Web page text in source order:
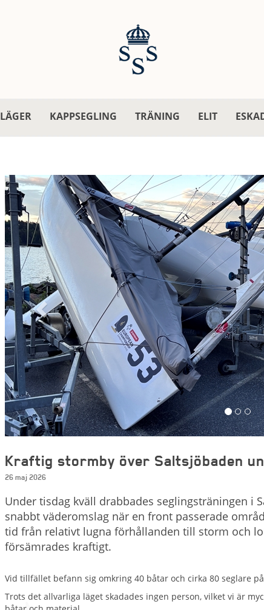
LÄGER KAPPSEGLING TRÄNING ELIT
Kraftig stormby över Saltsjöbaden
26 maj 2026
Under tisdag kväll drabbades seglingsträningen i
snabbt väderomslag när en front passerade
tid från relativt lugna förhållanden till storm och
försämrades kraftigt.
Vid tillfället befann sig omkring 40 båtar och cirka 80 seglare
Trots det allvarliga läget skadades ingen person, vilket vi är